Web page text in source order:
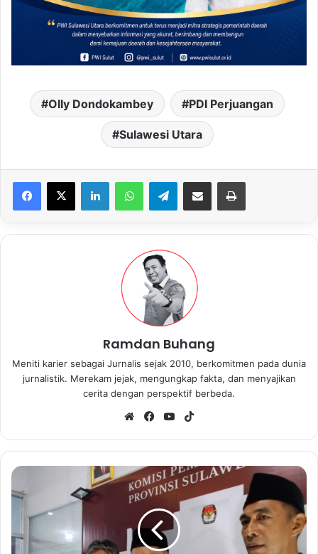
Olly Dondokambey PDI Perjuangan
Sulawesi Utara
Telegram
Ramdan Buhang
Meniti karier sebagai Jurnalis sejak 2010, berkomitmen pada dunia
jurnalistik. Merekam jejak, mengungkap fakta, dan menyajikan
cerita dengan perspektif berbeda.
We
te
Fa
bo
ok
Yo
ub
e
k
P
P
u
l